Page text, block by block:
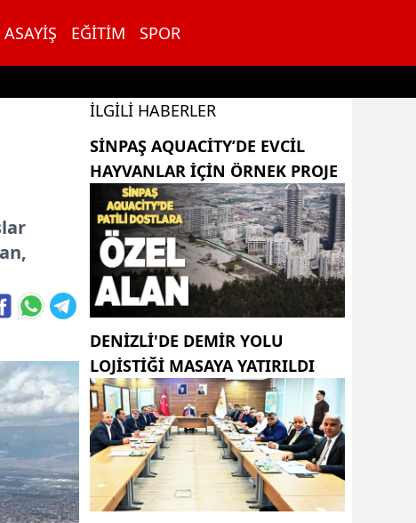
ASAYIŞ EĞITIM SPOR
İLGILI HABERLER
SINPAŞ AQUACITY’DE EVCIL
HAYVANLAR IÇIN ÖRNEK PROJE
DENİZLİ'DE DEMİR YOLU
LOJİSTİĞİ MASAYA YATIRILDI